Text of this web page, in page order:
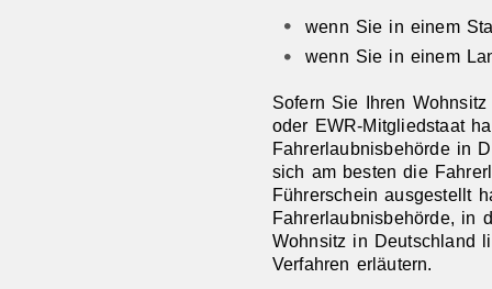
wenn Sie in einem
wenn Sie in einem
Sofern Sie Ihren
oder EWR-Mitgliedstaat
Fahrerlaubnisbehörde in
sich am besten die
Führerschein ausgestellt
Fahrerlaubnisbehörde, in
Wohnsitz in Deutschland
Verfahren erläutern.